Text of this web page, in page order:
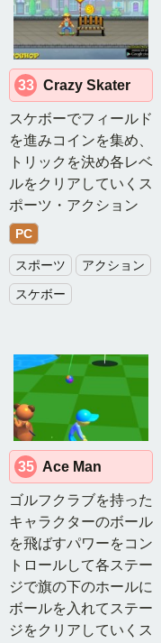
33 Crazy Skater
スケボーでフィールド
を進みコインを集め、
トリックを決め各レベ
ルをクリアしていくス
ポーツ・アクション
PC
スポーツ
アクション
スケボー
35 Ace Man
ゴルフクラブを持った
キャラクターのボール
を飛ばすパワーをコン
トロールして各ステー
ジで旗の下のホールに
ボールを入れてステー
ジをクリアしていくス